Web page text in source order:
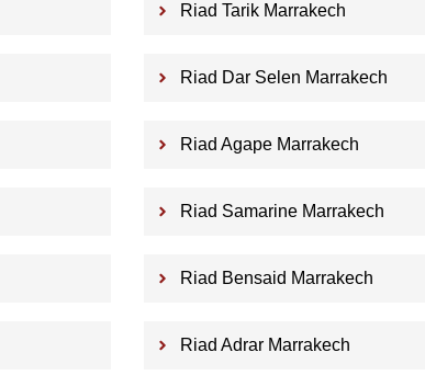
Riad Tarik Marrakech
Riad Dar Selen Marrakech
Riad Agape Marrakech
Riad Samarine Marrakech
Riad Bensaid Marrakech
Riad Adrar Marrakech